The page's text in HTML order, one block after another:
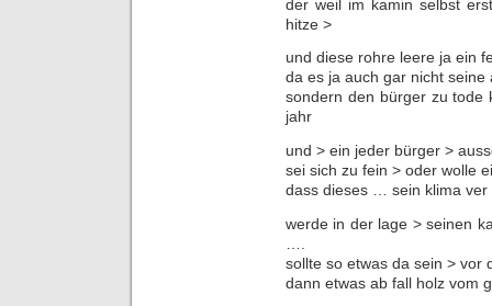
der weil im kamin selbst
hitze >
und diese rohre leere ja ein
da es ja auch gar nicht
sondern den bürger zu
jahr
und > ein jeder bürger >
sei sich zu fein > oder wolle
dass dieses … sein klima ver
werde in der lage > seinen
sollte so etwas da sein >
dann etwas ab fall holz vom